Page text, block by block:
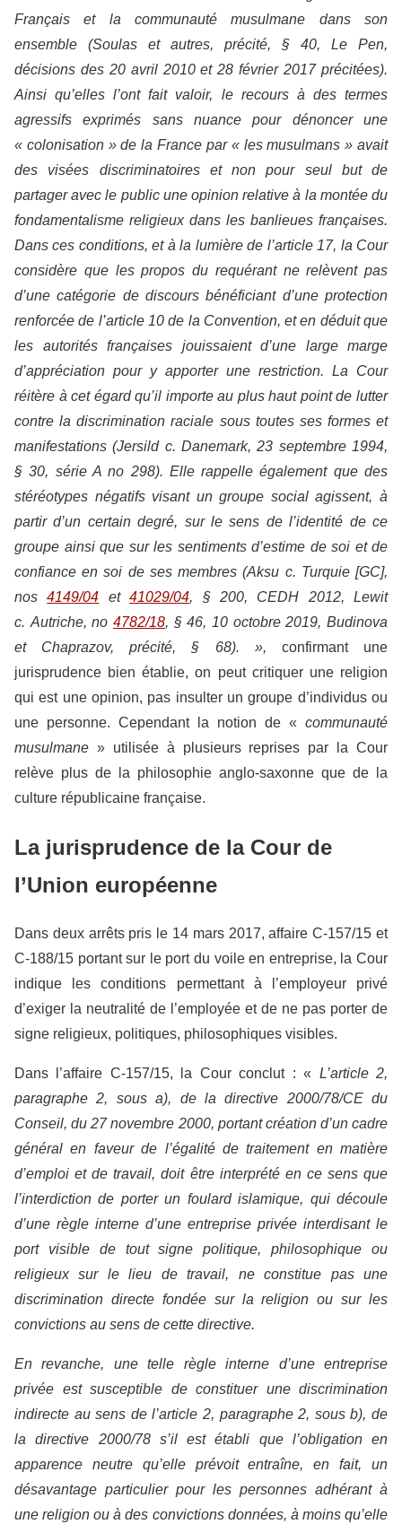
Français et la communauté musulmane dans son
ensemble (Soulas et autres, précité, § 40, Le Pen,
décisions des 20 avril 2010 et 28 février 2017 précitées).
Ainsi qu’elles l’ont fait valoir, le recours à des termes
agressifs exprimés sans nuance pour dénoncer une
« colonisation » de la France par « les musulmans » avait
des visées discriminatoires et non pour seul but de
partager avec le public une opinion relative à la montée du
fondamentalisme religieux dans les banlieues françaises.
Dans ces conditions, et à la lumière de l’article 17, la Cour
considère que les propos du requérant ne relèvent pas
d’une catégorie de discours bénéficiant d’une protection
renforcée de l’article 10 de la Convention, et en déduit que
les autorités françaises jouissaient d’une large marge
d’appréciation pour y apporter une restriction. La Cour
réitère à cet égard qu’il importe au plus haut point de lutter
contre la discrimination raciale sous toutes ses formes et
manifestations (Jersild c. Danemark, 23 septembre 1994,
§ 30, série A no 298). Elle rappelle également que des
stéréotypes négatifs visant un groupe social agissent, à
partir d’un certain degré, sur le sens de l’identité de ce
groupe ainsi que sur les sentiments d’estime de soi et de
confiance en soi de ses membres (Aksu c. Turquie [GC],
nos4149/04 et41029/04, § 200, CEDH 2012, Lewit
c. Autriche, no 4782/18, § 46, 10 octobre 2019, Budinova
et Chaprazov, précité, § 68). », confirmant une
jurisprudence bien établie, on peut critiquer une religion
qui est une opinion, pas insulter un groupe d’individus ou
une personne. Cependant la notion de « communauté
musulmane » utilisée à plusieurs reprises par la Cour
relève plus de la philosophie anglo-saxonne que de la
culture républicaine française.
La jurisprudence de la Cour de
l’Union européenne
Dans deux arrêts pris le 14 mars 2017, affaire C-157/15 et
C-188/15 portant sur le port du voile en entreprise, la Cour
indique les conditions permettant à l’employeur privé
d’exiger la neutralité de l’employée et de ne pas porter de
signe religieux, politiques, philosophiques visibles.
Dans l’affaire C-157/15, la Cour conclut : « L’article 2,
paragraphe 2, sous a), de la directive 2000/78/CE du
Conseil, du 27 novembre 2000, portant création d’un cadre
général en faveur de l’égalité de traitement en matière
d’emploi et de travail, doit être interprété en ce sens que
l’interdiction de porter un foulard islamique, qui découle
d’une règle interne d’une entreprise privée interdisant le
port visible de tout signe politique, philosophique ou
religieux sur le lieu de travail, ne constitue pas une
discrimination directe fondée sur la religion ou sur les
convictions au sens de cette directive.
En revanche, une telle règle interne d’une entreprise
privée est susceptible de constituer une discrimination
indirecte au sens de l’article 2, paragraphe 2, sous b), de
la directive 2000/78 s’il est établi que l’obligation en
apparence neutre qu’elle prévoit entraîne, en fait, un
désavantage particulier pour les personnes adhérant à
une religion ou à des convictions données, à moins qu’elle